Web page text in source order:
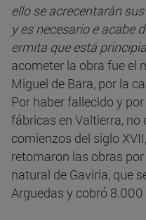
ello se acrecentarán
y es necesario e acabe
ermita que está
acometer la obra fue el
Miguel de Bara, por la
Por haber fallecido y
fábricas en Valtierra, no
comienzos del siglo
retomaron las obras
natural de Gaviria, que
Arguedas y cobró 8.000